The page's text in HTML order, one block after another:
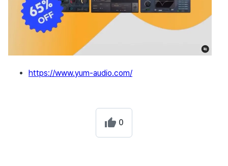
https://www.yum-audio.com/
0